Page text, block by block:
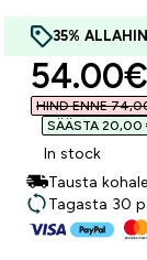
35%
54.00€‎
HIND ENNE
SÄÄSTA 20,00
In stock
Tausta
Tagasta 30